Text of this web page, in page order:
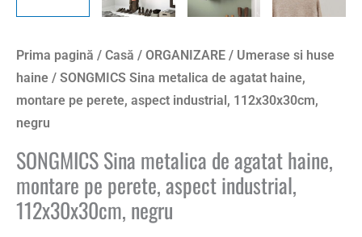
Prima pagină / Casă / ORGANIZARE / Umerase si huse
haine / SONGMICS Sina metalica de agatat haine,
montare pe perete, aspect industrial, 112x30x30cm,
negru
SONGMICS Sina metalica de agatat haine,
montare pe perete, aspect industrial,
112x30x30cm, negru